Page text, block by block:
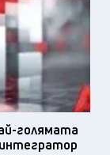
голямата